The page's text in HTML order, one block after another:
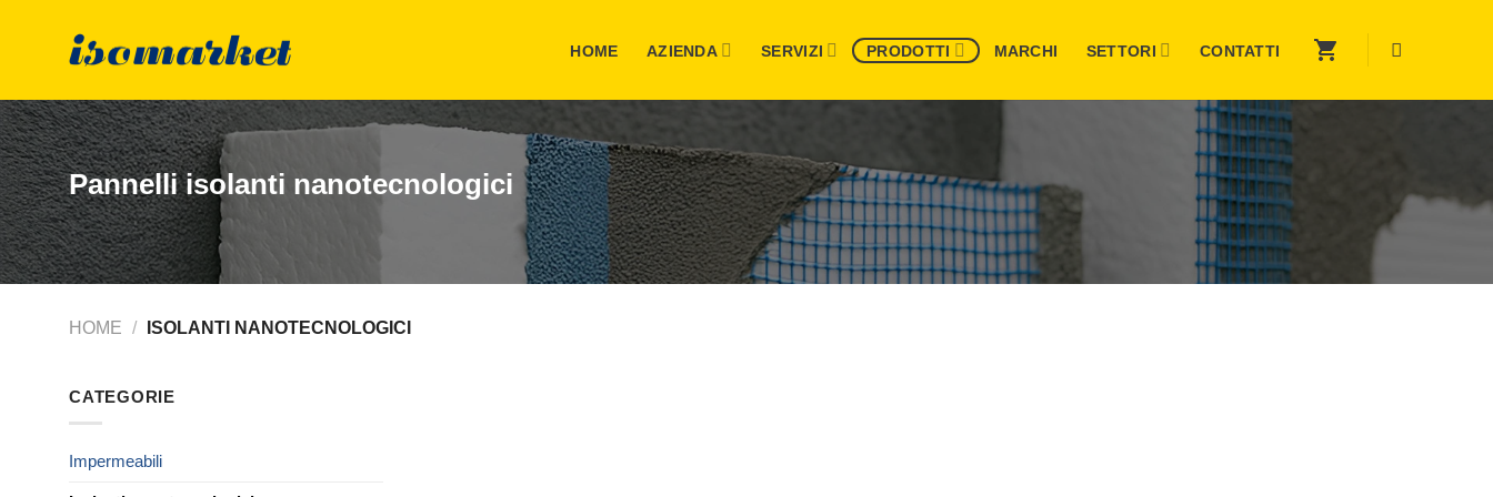
contenuti
HOME AZIENDA SERVIZI PRODOTTI MARCHI SETTORI CONTATTI
Pannelli isolanti nanotecnologici
HOME / ISOLANTI NANOTECNOLOGICI
CATEGORIE
Impermeabili